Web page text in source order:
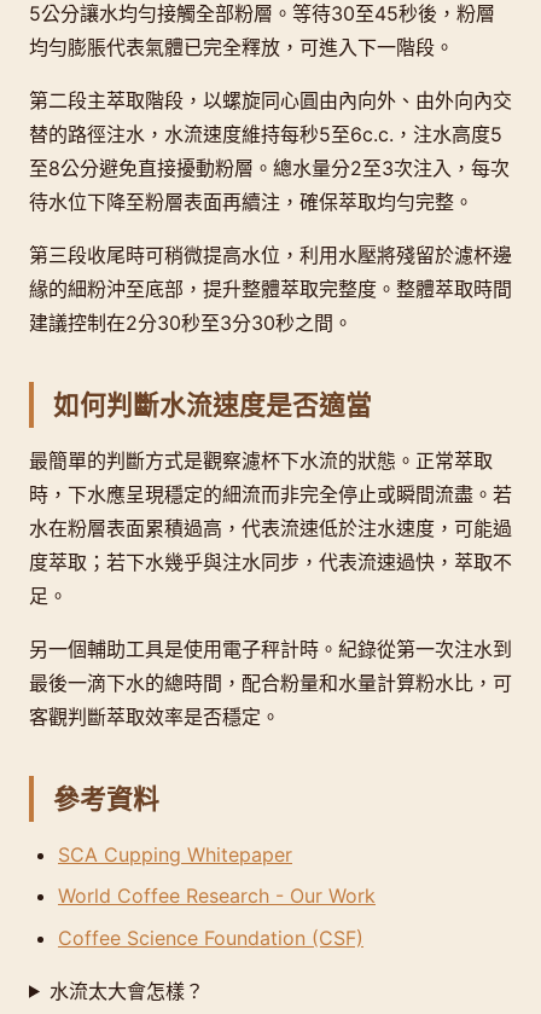
5公分讓水均勻接觸全部粉層。等待30至45秒後，粉層
均勻膨脹代表氣體已完全釋放，可進入下一階段。
第二段主萃取階段，以螺旋同心圓由內向外、由外向內交
替的路徑注水，水流速度維持每秒5至6c.c.，注水高度5
至8公分避免直接擾動粉層。總水量分2至3次注入，每次
待水位下降至粉層表面再續注，確保萃取均勻完整。
第三段收尾時可稍微提高水位，利用水壓將殘留於濾杯邊
緣的細粉沖至底部，提升整體萃取完整度。整體萃取時間
建議控制在2分30秒至3分30秒之間。
如何判斷水流速度是否適當
最簡單的判斷方式是觀察濾杯下水流的狀態。正常萃取
時，下水應呈現穩定的細流而非完全停止或瞬間流盡。若
水在粉層表面累積過高，代表流速低於注水速度，可能過
度萃取；若下水幾乎與注水同步，代表流速過快，萃取不
足。
另一個輔助工具是使用電子秤計時。紀錄從第一次注水到
最後一滴下水的總時間，配合粉量和水量計算粉水比，可
客觀判斷萃取效率是否穩定。
參考資料
SCA Cupping Whitepaper
World Coffee Research - Our Work
Coffee Science Foundation (CSF)
水流太大會怎樣？